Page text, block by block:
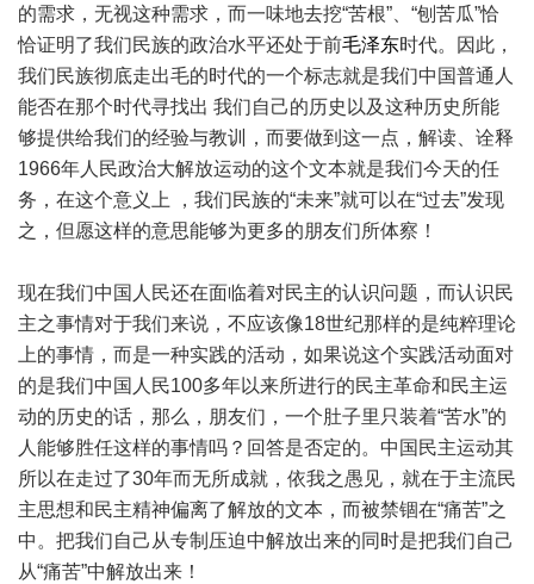
的需求，无视这种需求，而一味地去挖“苦根”、“刨苦瓜”恰
恰证明了我们民族的政治水平还处于前毛泽东时代。因此，
我们民族彻底走出毛的时代的一个标志就是我们中国普通人
能否在那个时代寻找出 我们自己的历史以及这种历史所能
够提供给我们的经验与教训，而要做到这一点，解读、诠释
1966年人民政治大解放运动的这个文本就是我们今天的任
务，在这个意义上 ，我们民族的“未来”就可以在“过去”发现
之，但愿这样的意思能够为更多的朋友们所体察！
现在我们中国人民还在面临着对民主的认识问题，而认识民
主之事情对于我们来说，不应该像18世纪那样的是纯粹理论
上的事情，而是一种实践的活动，如果说这个实践活动面对
的是我们中国人民100多年以来所进行的民主革命和民主运
动的历史的话，那么，朋友们，一个肚子里只装着“苦水”的
人能够胜任这样的事情吗？回答是否定的。中国民主运动其
所以在走过了30年而无所成就，依我之愚见，就在于主流民
主思想和民主精神偏离了解放的文本，而被禁锢在“痛苦”之
中。把我们自己从专制压迫中解放出来的同时是把我们自己
从“痛苦”中解放出来！